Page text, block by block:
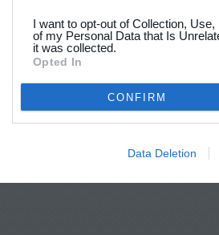
I want to opt-out of Collection,
of my Personal Data that Is
it was collected.
Opted In
CONFIRM
Data Deletion